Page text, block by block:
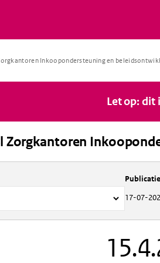
Inkoopondersteuning en
Let op: dit
Zorgkantoren
Zorgkantoren
17-07-